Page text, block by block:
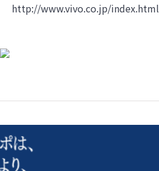
http://www.vivo.co.jp/index.html